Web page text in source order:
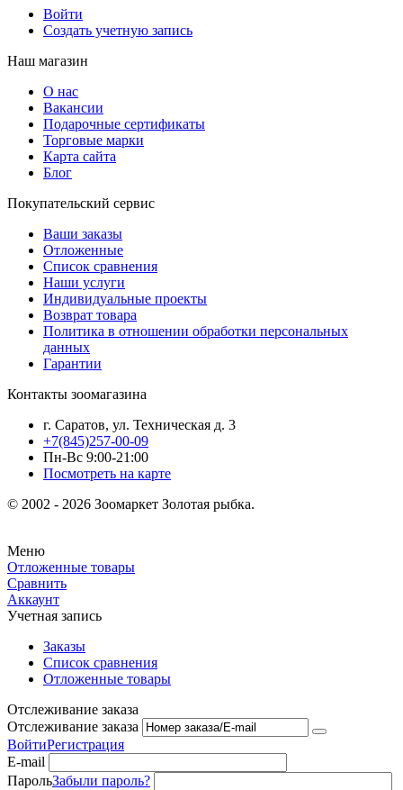
Войти
Создать учетную запись
Наш магазин
О нас
Вакансии
Подарочные сертификаты
Торговые марки
Карта сайта
Блог
Покупательский сервис
Ваши заказы
Отложенные
Список сравнения
Наши услуги
Индивидуальные проекты
Возврат товара
Политика в отношении обработки персональных
данных
Гарантии
Контакты зоомагазина
г. Саратов, ул. Техническая д. 3
+7(845)257-00-09
Пн-Вс 9:00-21:00
Посмотреть на карте
© 2002 - 2026 Зоомаркет Золотая рыбка.
Меню
Отложенные товары
Сравнить
Аккаунт
Учетная запись
Заказы
Список сравнения
Отложенные товары
Отслеживание заказа
Отслеживание заказа
ВойтиРегистрация
E-mail
ПарольЗабыли пароль?